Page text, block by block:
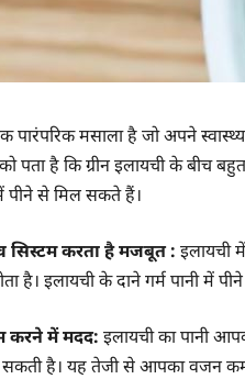
पारंपरिक मसाला है जो अपने
पता है कि ग्रीन इलायची के बीच
पीने से मिल सकते हैं।
सिस्टम करता है मजबूत : इलायची
है। इलायची के दाने गर्म पानी में
में मदद: इलायची का पानी
है। यह तेजी से आपका वजन